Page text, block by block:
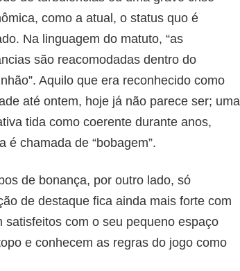
como a atual, o status quo é
Na linguagem do matuto, “as
são reacomodadas dentro do
Aquilo que era reconhecido como
até ontem, hoje já não parece ser; uma
tida como coerente durante anos,
é chamada de “bobagem”.
de bonança, por outro lado, só
de destaque fica ainda mais forte com
com o seu pequeno espaço
e conhecem as regras do jogo como